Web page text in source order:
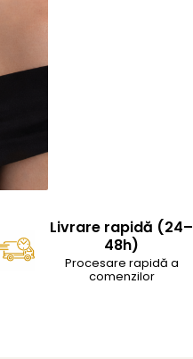
Livrare rapidă (24–
48h)
Procesare rapidă a
comenzilor